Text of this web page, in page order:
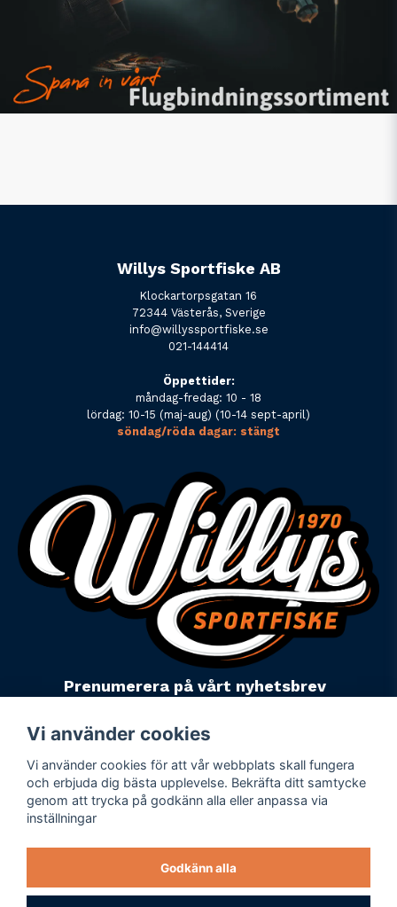
Willys Sportfiske AB
Klockartorpsgatan 16
72344 Västerås, Sverige
info@willyssportfiske.se
021-144414
Öppettider:
måndag-fredag: 10 - 18
lördag: 10-15 (maj-aug) (10-14 sept-april)
söndag/röda dagar: stängt
Prenumerera på vårt nyhetsbrev
Powered by Nyehandel AB
Företagsuppgifter
Personuppgiftspolicy
Varumärken
Vi använder cookies
Vi använder cookies för att vår webbplats skall fungera
och erbjuda dig bästa upplevelse. Bekräfta ditt samtycke
genom att trycka på godkänn alla eller anpassa via
inställningar
Godkänn alla